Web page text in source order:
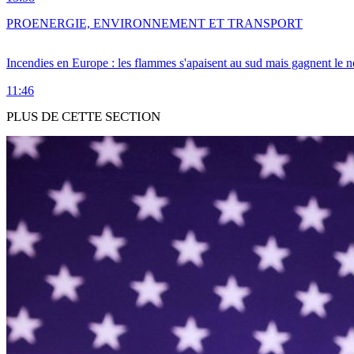
Incendies en Europe : les flammes s'apaisent au sud mais gagnent le
11:46
PROENERGIE, ENVIRONNEMENT ET TRANSPORT
PLUS DE CETTE SECTION